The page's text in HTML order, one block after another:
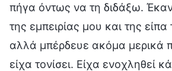
πήγα όντως να τη διδάξω.
της εμπειρίας μου και της είπα
αλλά μπέρδευε ακόμα μερικά
είχα τονίσει. Είχα ενοχληθεί